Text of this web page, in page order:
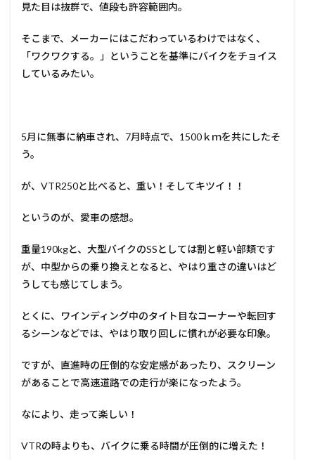
見た目は抜群で、値段も許容範囲内。
そこまで、メーカーにはこだわっているわけではなく、
「ワクワクする。」ということを基準にバイクをチョイス
しているみたい。
5月に無事に納車され、7月時点で、1500ｋｍを共にしたそ
う。
が、VTR250と比べると、重い！そしてキツイ！！
というのが、愛車の感想。
重量190kgと、大型バイクのSSとしては割と軽い部類です
が、中型からの乗り換えとなると、やはり重さの違いはど
うしても感じてしまう。
とくに、ワインディング中のタイト目なコーナーや転回す
るシーンなどでは、やはり取り回しに慣れが必要な印象。
ですが、直進時の圧倒的な安定感があったり、スクリーン
があることで高速道路での走行が楽になったよう。
なにより、走って楽しい！
VTRの時よりも、バイクに乗る時間が圧倒的に増えた！